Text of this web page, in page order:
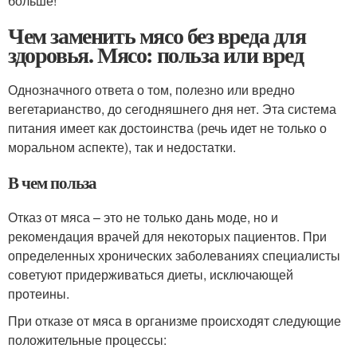
Чем заменить мясо без вреда для
здоровья. Мясо: польза или вред
Однозначного ответа о том, полезно или вредно
вегетарианство, до сегодняшнего дня нет. Эта система
питания имеет как достоинства (речь идет не только о
моральном аспекте), так и недостатки.
В чем польза
Отказ от мяса – это не только дань моде, но и
рекомендация врачей для некоторых пациентов. При
определенных хронических заболеваниях специалисты
советуют придерживаться диеты, исключающей
протеины.
При отказе от мяса в организме происходят следующие
положительные процессы: